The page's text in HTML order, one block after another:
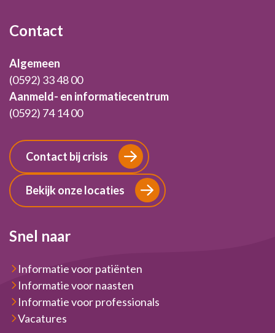
Contact
Algemeen
(0592) 33 48 00
Aanmeld- en informatiecentrum
(0592) 74 14 00
Contact bij crisis
Bekijk onze locaties
Snel naar
Informatie voor patiënten
Informatie voor naasten
Informatie voor professionals
Vacatures